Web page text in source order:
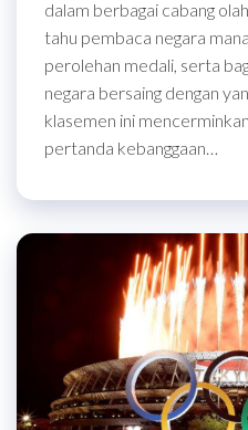
dalam berbagai cabang
tahu pembaca negara
perolehan medali, serta
negara bersaing dengan
klasemen ini
pertanda kebanggaan…